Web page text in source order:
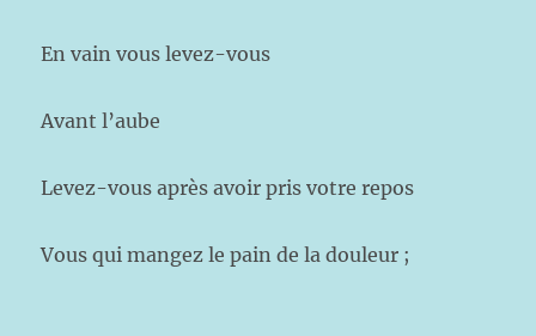
En vain vous levez-vous
Avant l’aube
Levez-vous après avoir pris votre repos
Vous qui mangez le pain de la douleur ;